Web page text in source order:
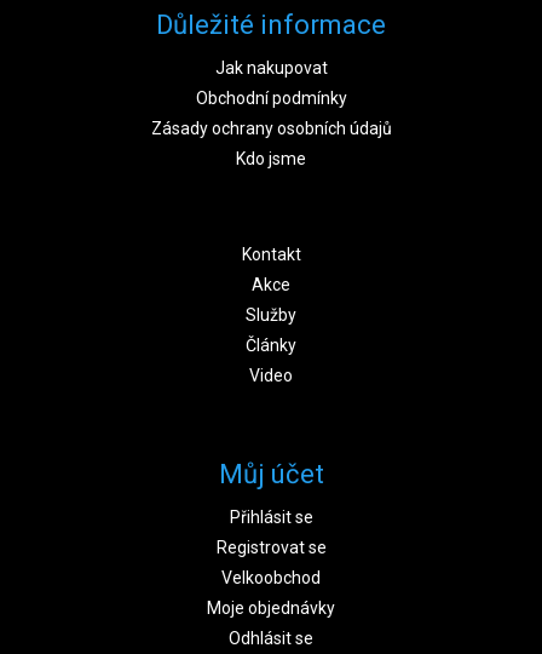
Důležité informace
Jak nakupovat
Obchodní podmínky
Zásady ochrany osobních údajů
Kdo jsme
Kontakt
Akce
Služby
Články
Video
Můj účet
Přihlásit se
Registrovat se
Velkoobchod
Moje objednávky
Odhlásit se